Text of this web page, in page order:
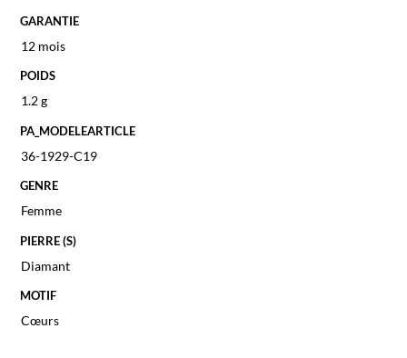
GARANTIE
12 mois
POIDS
1.2 g
PA_MODELEARTICLE
36-1929-C19
GENRE
Femme
PIERRE (S)
Diamant
MOTIF
Cœurs